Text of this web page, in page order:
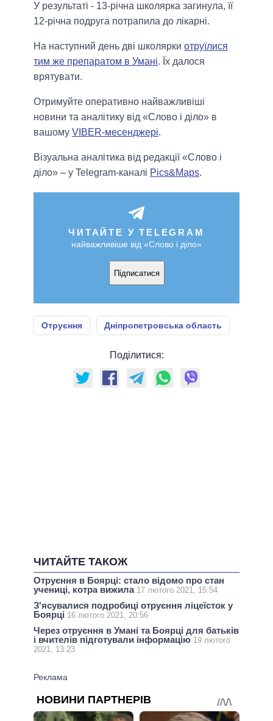
У результаті - 13-річна школярка загинула, її
12-річна подруга потрапила до лікарні.
На наступний день дві школярки отруїлися
тим же препаратом в Умані. Їх далося
врятувати.
Отримуйте оперативно найважливіші
новини та аналітику від «Слово і діло» в
вашому VIBER-месенджері.
Візуальна аналітика від редакції «Слово і
діло» – у Telegram-каналі Pics&Maps.
ЧИТАЙТЕ У TELEGRAM
найважливіше від «Слово і діло»
Підписатися
Отруєння Дніпропетровська область
Поділитися:
ЧИТАЙТЕ ТАКОЖ
Отруєння в Боярці: стало відомо про стан
учениці, котра вижила 17 лютого 2021, 15:54
З'ясувалися подробиці отруєння ліцеїсток у
Боярці 16 лютого 2021, 20:56
Через отруєння в Умані та Боярці для батьків
і вчителів підготували інформацію 19 лютого
2021, 13:23